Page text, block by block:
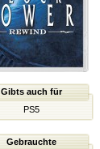
Gibts auch für
PS5
Gebrauchte